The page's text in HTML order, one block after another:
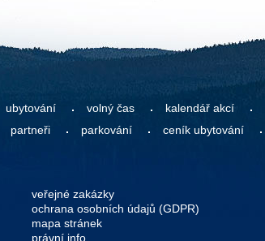
ubytování volný čas kalendář akcí
partneři parkování ceník ubytování
veřejné zakázky
ochrana osobních údajů (GDPR)
mapa stránek
právní info